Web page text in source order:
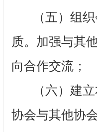
（五）组
质。加强与其
向合作交流；
（六）建
协会与其他协